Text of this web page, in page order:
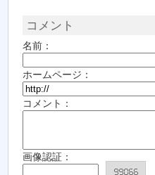
コメント
名前：
ホームページ：
コメント：
画像認証：